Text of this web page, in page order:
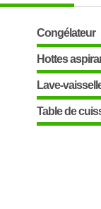
Congélateur
Hottes
Lave-
Table de